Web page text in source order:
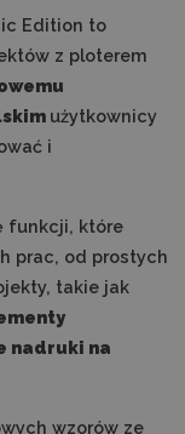
Edition to
z ploterem
użytkownicy
i
funkcji, które
prac, od prostych
takie jak
nadruki na
wzorów ze